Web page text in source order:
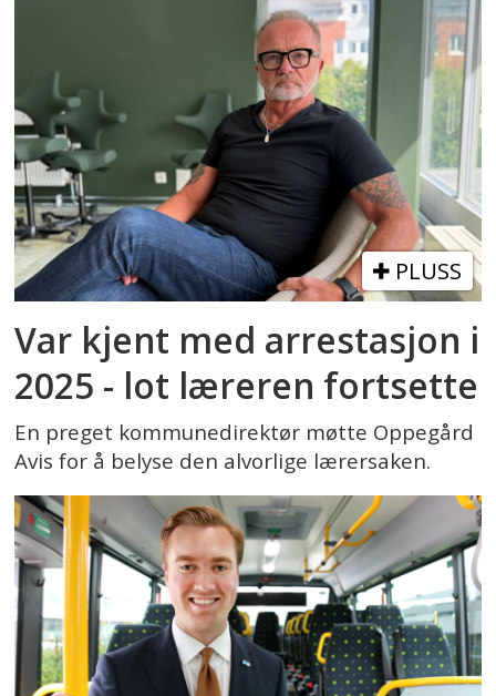
PLUSS
Var kjent med arrestasjon i
2025 - lot læreren fortsette
En preget kommunedirektør møtte Oppegård
Avis for å belyse den alvorlige lærersaken.